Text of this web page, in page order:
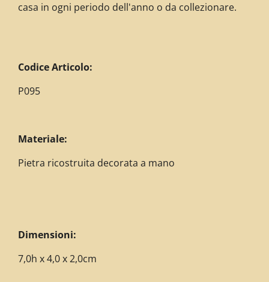
casa in ogni periodo dell'anno o da collezionare.
Codice Articolo:
P095
Materiale:
Pietra ricostruita decorata a mano
Dimensioni:
7,0h x 4,0 x 2,0cm